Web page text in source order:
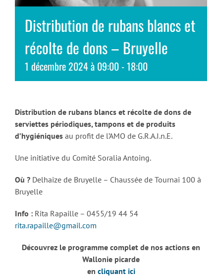
Distribution de rubans blancs et
récolte de dons – Bruyelle
1 décembre 2024 à 09:00-18:00
Distribution de rubans blancs et récolte de dons de
serviettes périodiques, tampons et de produits
d’hygiéniques au profit de l’AMO de G.R.A.I.n.E.
Une initiative du Comité Soralia Antoing.
Où ? Delhaize de Bruyelle – Chaussée de Tournai 100 à
Bruyelle
Info : Rita Rapaille – 0455/19 44 54
rita.rapaille@gmail.com
Découvrez le programme complet de nos actions en
Wallonie picarde
en cliquant ici